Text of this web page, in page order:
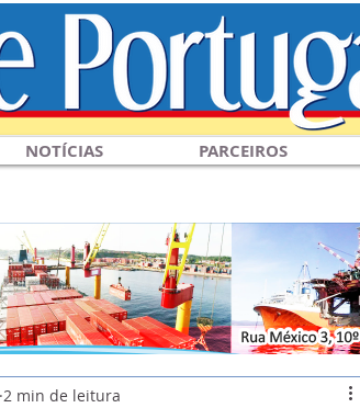
NOTÍCIAS PARCEIROS
2 min de leitura